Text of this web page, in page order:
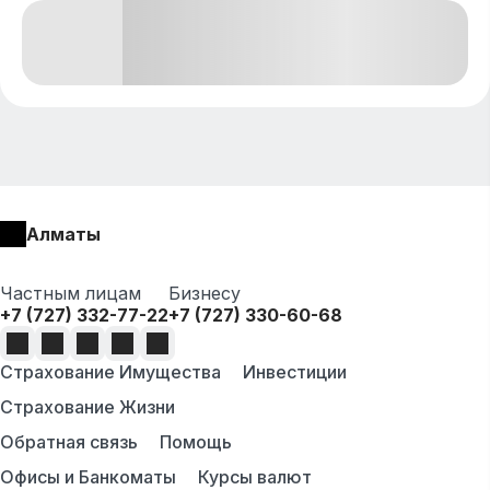
Алматы
Частным лицам
+7 (727) 332-77-22
Бизнесу
+7 (727) 330-60-68
Страхование Имущества
Инвестиции
Страхование Жизни
Обратная связь
Помощь
Офисы и Банкоматы
Курсы валют